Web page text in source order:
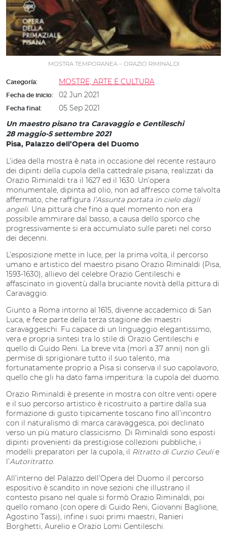
MOSTRA TEMPORANEA – ORAZIO RIMINALDI
Categoría: MOSTRE, ARTE E CULTURA
Fecha de inicio: 02 Jun 2021
Fecha final: 05 Sep 2021
Un maestro pisano tra Caravaggio e Gentileschi
28 maggio-5 settembre 2021
Pisa, Palazzo dell’Opera del Duomo
L’idea della mostra è nata in occasione del recente restauro
dei dipinti della cupola della cattedrale pisana, realizzati da
Orazio Riminaldi tra il 1627 ed il 1630. Un’opera
monumentale, dipinta ad olio, non ad affresco come talvolta
affermato, che raffigura l’Assunta portata in cielo dagli
angeli. Una pittura che fino a quel momento non era
possibile ammirare dal basso, a causa dello sporco che
progressivamente si era accumulato sulle pareti nel corso
dei decenni.
L’esposizione mette in luce, per la prima volta, il percorso
umano e artistico del maestro pisano Orazio Riminaldi (Pisa,
1593-1630), allievo del celebre Orazio Gentileschi e
affascinato in gioventù dalla bruciante novità della pittura di
Caravaggio.
Giunto a Roma intorno al 1615, divenne accademico di San
Luca, e fece parte della terza stagione dei maestri
caravaggeschi. Fu capace di un linguaggio elegantissimo,
vera e propria sintesi tra lo stile di Orazio Gentileschi e
quello di Guido Reni. La breve vita (morì a 37 anni) non gli
permise di sprigionare tutto il suo talento, ma
fortunatamente proprio a Pisa si conserva il suo capolavoro,
quello che gli ha dato fama imperitura: la cupola del duomo.
Orazio Riminaldi è presente in mostra con oltre venti opere
e il suo percorso artistico è ricostruito a partire dalla sua
formazione di gusto tipicamente toscano fino all’incontro
con il naturalismo di marca caravaggesca, poi declinato
verso un più maturo classicismo. Di Riminaldi sono esposti
dipinti provenienti da prestigiose collezioni pubbliche, i
modelli preparatori per la cupola, il Ritratto di Curzio Ceulie
l’Autoritratto.
All’interno del Palazzo dell’Opera del Duomo il percorso
espositivo è scandito in nove sezioni che illustrano il
contesto pisano nel quale si formò Orazio Riminaldi, poi
quello romano (con opere di Guido Reni, Giovanni Baglione,
Agostino Tassi), infine i suoi primi maestri, Ranieri
Borghetti, Aurelio e Orazio Lomi Gentileschi.